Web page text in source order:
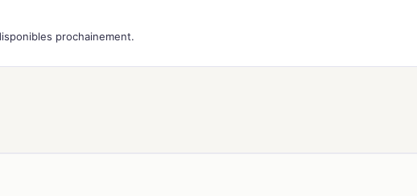
prochainement.